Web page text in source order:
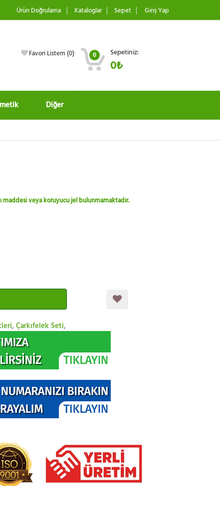
Ürün Doğrulama Kataloglar Sepet Giriş Yap
Favori Listem (0) 0 Sepetiniz:
0₺
Diğer
maddesi veya koruyucu jel bulunmamaktadır.
, Çarkıfelek Seti,